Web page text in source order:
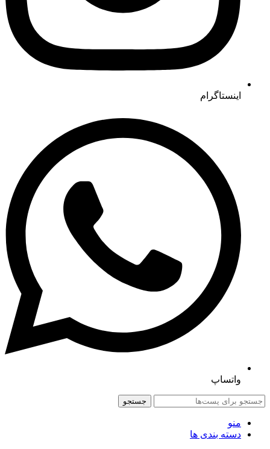
اینستاگرام
واتساپ
جستجو
منو
دسته بندی ها